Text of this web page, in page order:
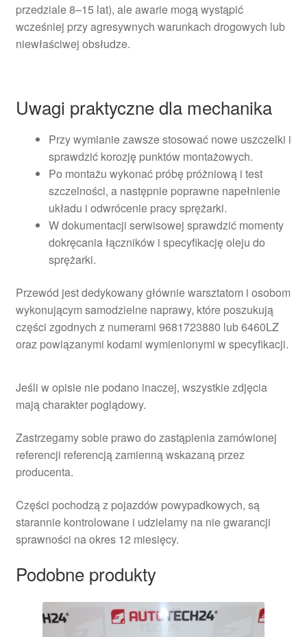
przedziale 8–15 lat), ale awarie mogą wystąpić
wcześniej przy agresywnych warunkach drogowych lub
niewłaściwej obsłudze.
Uwagi praktyczne dla mechanika
Przy wymianie zawsze stosować nowe uszczelki i
sprawdzić korozję punktów montażowych.
Po montażu wykonać próbę próżniową i test
szczelności, a następnie poprawne napełnienie
układu i odwrócenie pracy sprężarki.
W dokumentacji serwisowej sprawdzić momenty
dokręcania łączników i specyfikację oleju do
sprężarki.
Przewód jest dedykowany głównie warsztatom i osobom
wykonującym samodzielne naprawy, które poszukują
części zgodnych z numerami 9681723880 lub 6460LZ
oraz powiązanymi kodami wymienionymi w specyfikacji.
Jeśli w opisie nie podano inaczej, wszystkie zdjęcia
mają charakter poglądowy.
Zastrzegamy sobie prawo do zastąpienia zamówionej
referencji referencją zamienną wskazaną przez
producenta.
Części pochodzą z pojazdów powypadkowych, są
starannie kontrolowane i udzielamy na nie gwarancji
sprawności na okres 12 miesięcy.
Podobne produkty